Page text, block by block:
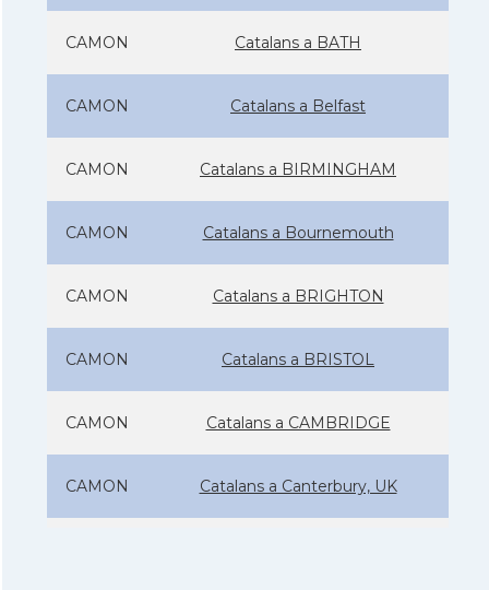
CAMON Catalans a BATH
CAMON Catalans a Belfast
CAMON Catalans a BIRMINGHAM
CAMON Catalans a Bournemouth
CAMON Catalans a BRIGHTON
CAMON Catalans a BRISTOL
CAMON Catalans a CAMBRIDGE
CAMON Catalans a Canterbury, UK